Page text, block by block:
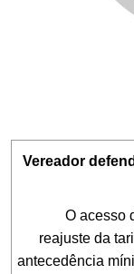
Vereador
O acesso
reajuste da
antecedência